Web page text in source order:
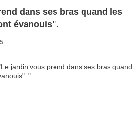
dans ses bras quand les
évanouis".